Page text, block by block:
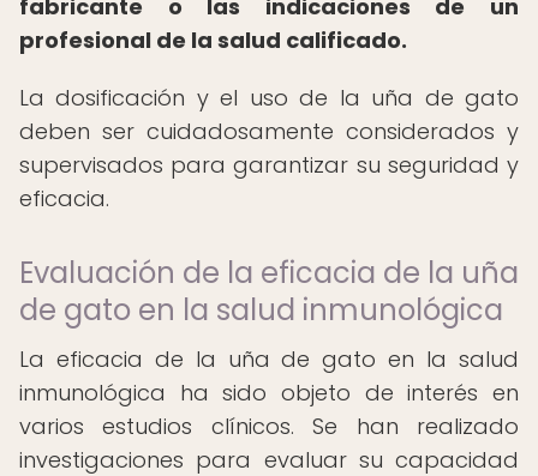
fabricante o las indicaciones de un
profesional de la salud calificado.
La dosificación y el uso de la uña de gato
deben ser cuidadosamente considerados y
supervisados para garantizar su seguridad y
eficacia.
Evaluación de la eficacia de la uña
de gato en la salud inmunológica
La eficacia de la uña de gato en la salud
inmunológica ha sido objeto de interés en
varios estudios clínicos. Se han realizado
investigaciones para evaluar su capacidad